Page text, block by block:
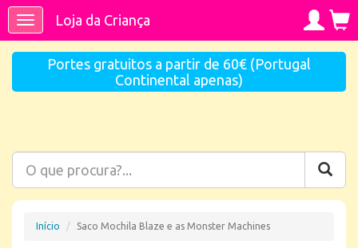
ToggleLoja da Criança
Portes gratuitos a partir de 60€ (Portugal
Continental apenas)
Início Saco Mochila Blaze e as Monster Machines